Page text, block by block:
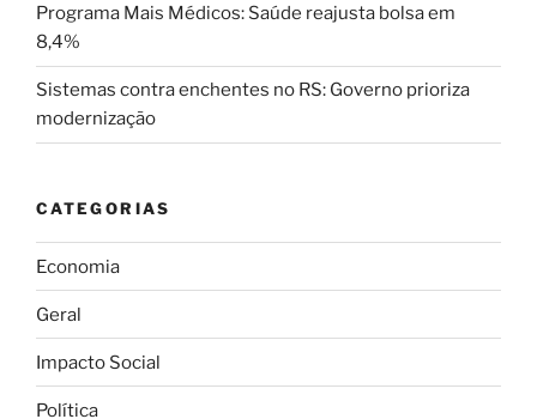
Programa Mais Médicos: Saúde reajusta bolsa em
8,4%
Sistemas contra enchentes no RS: Governo prioriza
modernização
CATEGORIAS
Economia
Geral
Impacto Social
Política